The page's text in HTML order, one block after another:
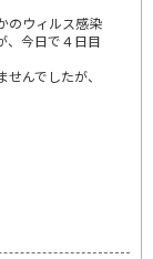
のウィルス感染
、今日で４日目
んでしたが、